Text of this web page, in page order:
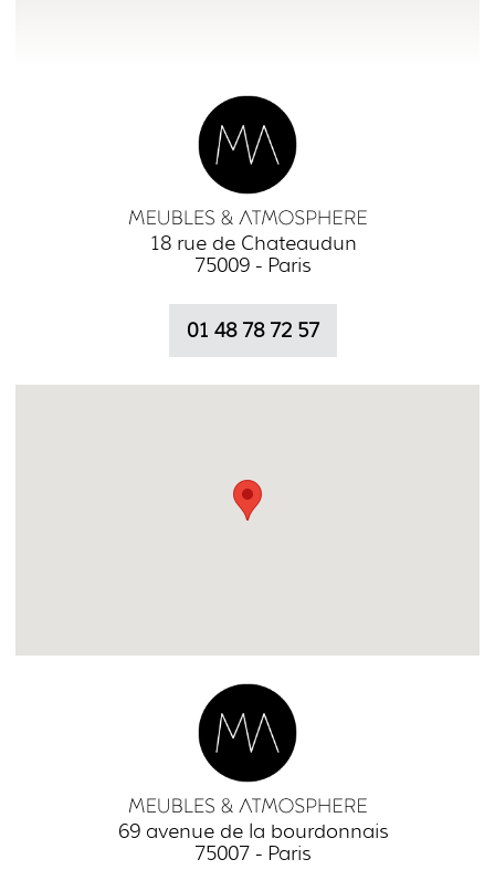
18 rue de Chateaudun
75009 - Paris
01 48 78 72 57
69 avenue de la bourdonnais
75007 - Paris